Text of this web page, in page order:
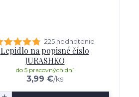
225 hodnotenie
Lepidlo na popisné číslo
JURASHKO
3,99 €/ks
do 5 pracovných dní